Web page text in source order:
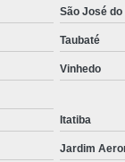
São José do
Taubaté
Vinhedo
Itatiba
Jardim